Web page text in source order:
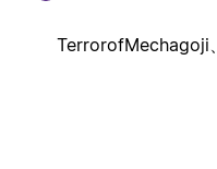
TerrorofMechagoji、